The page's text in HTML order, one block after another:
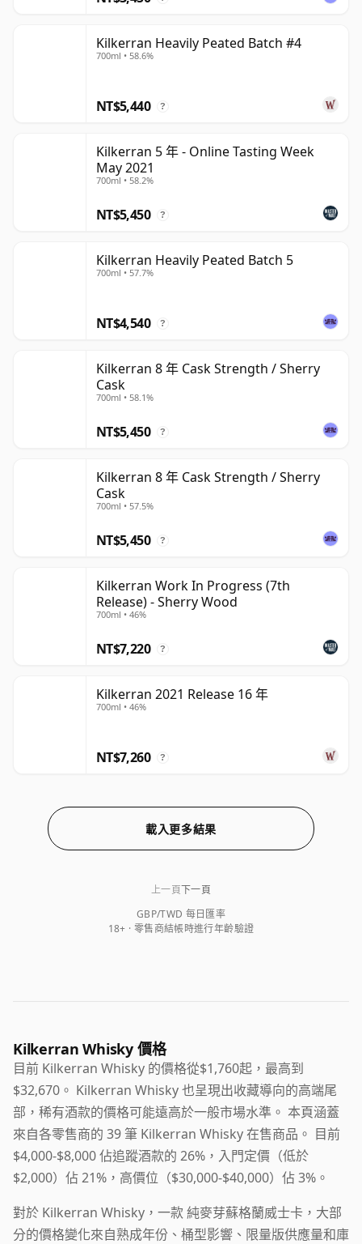
Kilkerran Heavily Peated Batch #4
700ml • 58.6%
NT$5,440 ?
Kilkerran 5 年 - Online Tasting Week
May 2021
700ml • 58.2%
NT$5,450 ?
Kilkerran Heavily Peated Batch 5
700ml • 57.7%
NT$4,540 ?
Kilkerran 8 年 Cask Strength / Sherry
Cask
700ml • 58.1%
NT$5,450 ?
Kilkerran 8 年 Cask Strength / Sherry
Cask
700ml • 57.5%
NT$5,450 ?
Kilkerran Work In Progress (7th
Release) - Sherry Wood
700ml • 46%
NT$7,220 ?
Kilkerran 2021 Release 16 年
700ml • 46%
NT$7,260 ?
載入更多結果
GBP/TWD 每日匯率
18+ · 零售商結帳時進行年齡驗證
上一頁下一頁
Kilkerran Whisky 價格
目前 Kilkerran Whisky 的價格從$1,760起，最高到
$32,670。 Kilkerran Whisky 也呈現出收藏導向的高端尾
部，稀有酒款的價格可能遠高於一般市場水準。 本頁涵蓋
來自各零售商的 39 筆 Kilkerran Whisky 在售商品。 目前
$4,000-$8,000 佔追蹤酒款的 26%，入門定價（低於
$2,000）佔 21%，高價位（$30,000-$40,000）佔 3%。
對於 Kilkerran Whisky，一款 純麥芽蘇格蘭威士卡，大部
分的價格變化來自熟成年份、桶型影響、限量版供應量和庫